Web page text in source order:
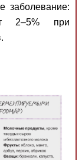
заболевание:
2–5% при